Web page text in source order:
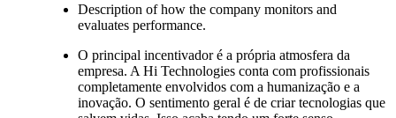
Description of how the company monitors and
evaluates performance.
O principal incentivador é a própria atmosfera da
empresa. A Hi Technologies conta com profissionais
completamente envolvidos com a humanização e a
inovação. O sentimento geral é de criar tecnologias que